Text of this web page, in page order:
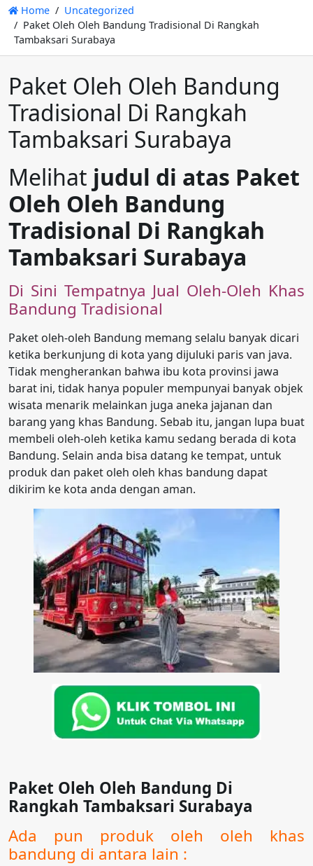
Home
Uncategorized
Paket Oleh Oleh Bandung Tradisional Di Rangkah
Tambaksari Surabaya
Paket Oleh Oleh Bandung
Tradisional Di Rangkah
Tambaksari Surabaya
Melihat judul di atas Paket
Oleh Oleh Bandung
Tradisional Di Rangkah
Tambaksari Surabaya
Di Sini Tempatnya Jual Oleh-Oleh Khas
Bandung Tradisional
Paket oleh-oleh Bandung memang selalu banyak dicari
ketika berkunjung di kota yang dijuluki paris van java.
Tidak mengherankan bahwa ibu kota provinsi jawa
barat ini, tidak hanya populer mempunyai banyak objek
wisata menarik melainkan juga aneka jajanan dan
barang yang khas Bandung. Sebab itu, jangan lupa buat
membeli oleh-oleh ketika kamu sedang berada di kota
Bandung. Selain anda bisa datang ke tempat, untuk
produk dan paket oleh oleh khas bandung dapat
dikirim ke kota anda dengan aman.
Paket Oleh Oleh Bandung Di
Rangkah Tambaksari Surabaya
Ada pun produk oleh oleh khas
bandung di antara lain :